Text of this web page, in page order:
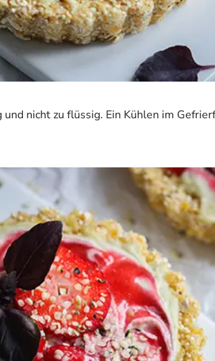
nicht zu flüssig. Ein Kühlen im